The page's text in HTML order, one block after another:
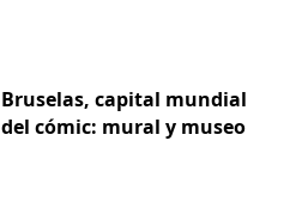
Bruselas, capital mundial
del cómic: mural y museo